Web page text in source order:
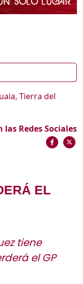
Tierra del
las Redes Sociales
EL
tiene
el GP